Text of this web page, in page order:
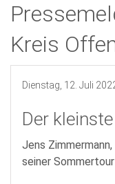
Unterbezirk
Kreis
Dienstag, 12. Juli
Der
Jens
seiner